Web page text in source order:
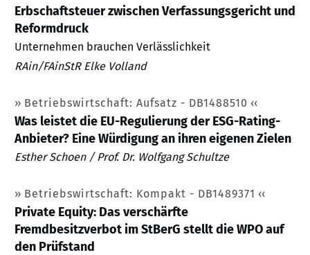
Erbschaftsteuer zwischen Verfassungsgericht und
Reformdruck
Unternehmen brauchen Verlässlichkeit
RAin/FAinStR Elke Volland
Betriebswirtschaft: Aufsatz - DB1488510
Was leistet die EU-Regulierung der ESG-Rating-
Anbieter? Eine Würdigung an ihren eigenen Zielen
Esther Schoen / Prof. Dr. Wolfgang Schultze
Betriebswirtschaft: Kompakt - DB1489371
Private Equity: Das verschärfte
Fremdbesitzverbot im StBerG stellt die WPO auf
den Prüfstand